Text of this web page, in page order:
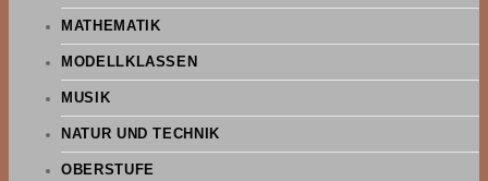
MATHEMATIK
MODELLKLASSEN
MUSIK
NATUR UND TECHNIK
OBERSTUFE